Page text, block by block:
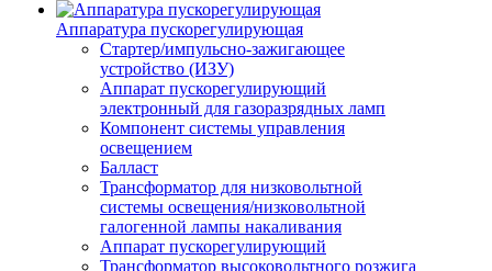
Аппаратура пускорегулирующая
Стартер/импульсно-зажигающее
устройство (ИЗУ)
Аппарат пускорегулирующий
электронный для газоразрядных ламп
Компонент системы управления
освещением
Балласт
Трансформатор для низковольтной
системы освещения/низковольтной
галогенной лампы накаливания
Аппарат пускорегулирующий
Трансформатор высоковольтного розжига